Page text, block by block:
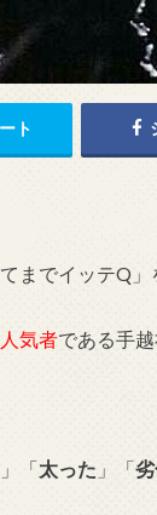
ト
てまでイッテQ
気者である手
」「太った 」「